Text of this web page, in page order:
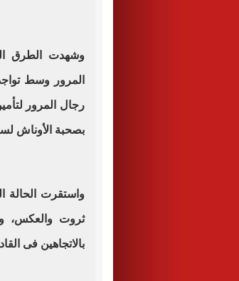
وشهدت الطرق
المرور وسط
رجال المرور
بصحبة الأوناش
واستقرت الحالة
ثروت والعكس،
بالاتجاهين فى